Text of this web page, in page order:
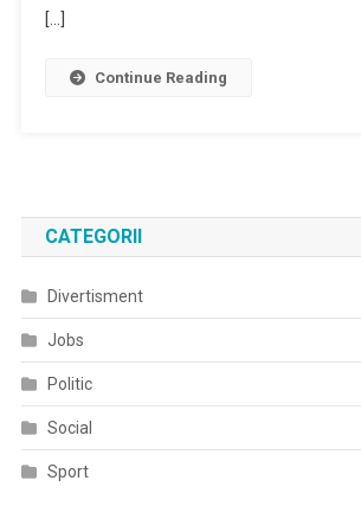
[…]
Continue Reading
CATEGORII
Divertisment
Jobs
Politic
Social
Sport